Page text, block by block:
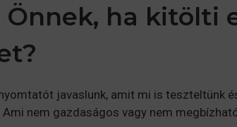
ha kitölti
javaslunk, amit mi is teszteltünk
Ami nem gazdaságos vagy nem